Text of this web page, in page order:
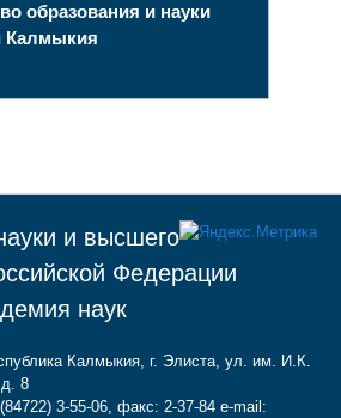
образования и науки
Калмыкия
и высшего
Федерации
наук
Калмыкия, г. Элиста, ул. им. И.К.
8
3-55-06, факс: 2-37-84 e-mail: